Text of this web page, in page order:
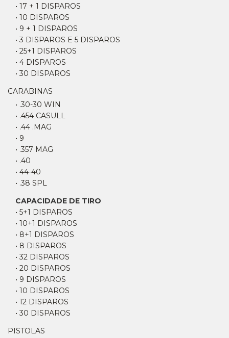
• 17 + 1 DISPAROS
• 10 DISPAROS
• 9 + 1 DISPAROS
• 3 DISPAROS E 5 DISPAROS
• 25+1 DISPAROS
• 4 DISPAROS
• 30 DISPAROS
CARABINAS
• .30-30 WIN
• .454 CASULL
• .44 .MAG
• 9
• .357 MAG
• .40
• 44-40
• .38 SPL
CAPACIDADE DE TIRO
• 5+1 DISPAROS
• 10+1 DISPAROS
• 8+1 DISPAROS
• 8 DISPAROS
• 32 DISPAROS
• 20 DISPAROS
• 9 DISPAROS
• 10 DISPAROS
• 12 DISPAROS
• 30 DISPAROS
PISTOLAS